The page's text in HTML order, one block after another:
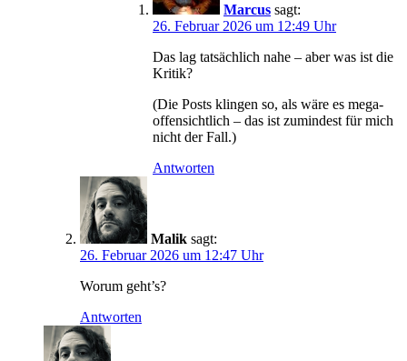
Marcus sagt:
26. Februar 2026 um 12:49 Uhr
Das lag tatsächlich nahe – aber was ist die
Kritik?
(Die Posts klingen so, als wäre es mega-
offensichtlich – das ist zumindest für mich
nicht der Fall.)
Antworten
Malik sagt:
26. Februar 2026 um 12:47 Uhr
Worum geht’s?
Antworten